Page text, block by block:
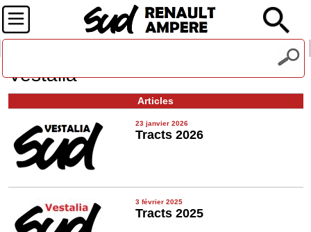
Vestalia
Articles
23 janvier 2026
Tracts 2026
3 février 2025
Tracts 2025